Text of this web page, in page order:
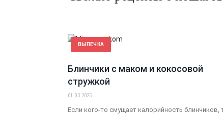
ВЫПЕЧКА
Блинчики с маком и кокосовой
стружкой
01.03.2025
Если кого-то смущает калорийность блинчиков,